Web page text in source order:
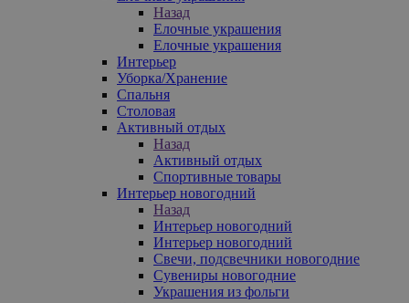
Назад
Елочные украшения
Елочные украшения
Интерьер
Уборка/Хранение
Спальня
Столовая
Активный отдых
Назад
Активный отдых
Спортивные товары
Интерьер новогодний
Назад
Интерьер новогодний
Интерьер новогодний
Свечи, подсвечники новогодние
Сувениры новогодние
Украшения из фольги